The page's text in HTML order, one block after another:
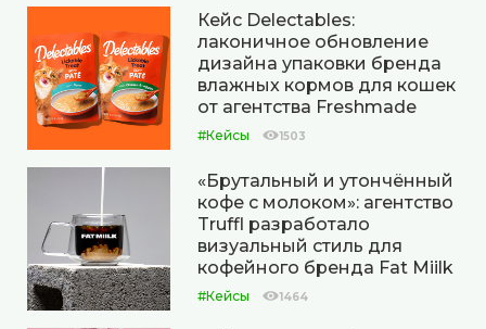
Кейс Delectables:
лаконичное обновление
дизайна упаковки бренда
влажных кормов для кошек
от агентства Freshmade
#Кейсы 1503
«Брутальный и утончённый
кофе с молоком»: агентство
Truffl разработало
визуальный стиль для
кофейного бренда Fat Miilk
#Кейсы 1464